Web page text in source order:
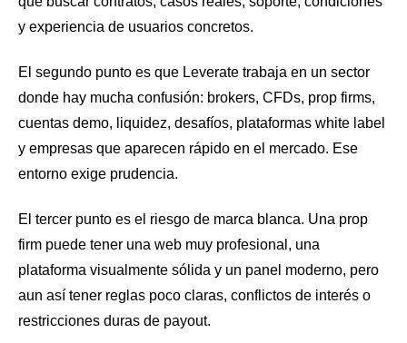
y experiencia de usuarios concretos.
El segundo punto es que Leverate trabaja en un sector
donde hay mucha confusión: brokers, CFDs, prop firms,
cuentas demo, liquidez, desafíos, plataformas white label
y empresas que aparecen rápido en el mercado. Ese
entorno exige prudencia.
El tercer punto es el riesgo de marca blanca. Una prop
firm puede tener una web muy profesional, una
plataforma visualmente sólida y un panel moderno, pero
aun así tener reglas poco claras, conflictos de interés o
restricciones duras de payout.